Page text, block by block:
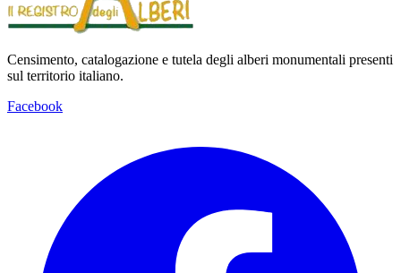
Censimento, catalogazione e tutela degli alberi monumentali presenti
sul territorio italiano.
Facebook